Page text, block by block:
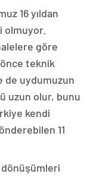
16 yıldan
olmuyor.
göre
önce teknik
de uydumuzun
uzun olur, bunu
kendi
11